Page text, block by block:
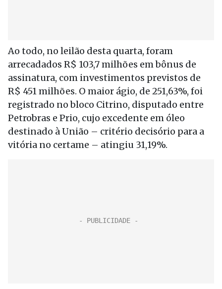
Ao todo, no leilão desta quarta, foram
arrecadados R$ 103,7 milhões em bônus de
assinatura, com investimentos previstos de
R$ 451 milhões. O maior ágio, de 251,63%, foi
registrado no bloco Citrino, disputado entre
Petrobras e Prio, cujo excedente em óleo
destinado à União – critério decisório para a
vitória no certame – atingiu 31,19%.